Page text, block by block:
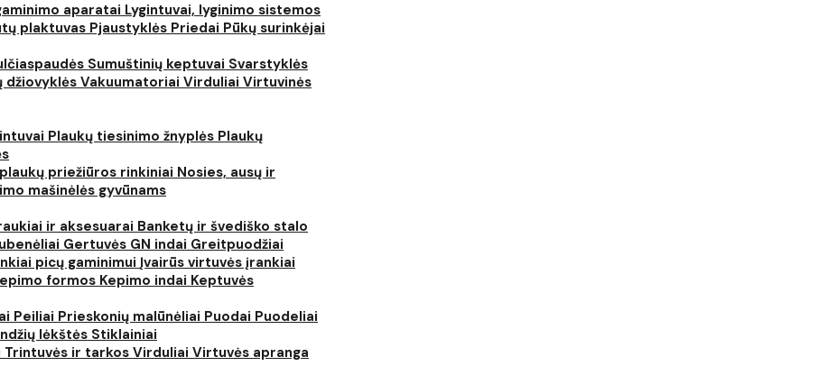
aparatai Lygintuvai, lyginimo sistemos
plaktuvas Pjaustyklės Priedai Pūkų surinkėjai
Sumuštinių keptuvai Svarstyklės
džiovyklės Vakuumatoriai Virduliai Virtuvinės
Plaukų tiesinimo žnyplės Plaukų
priežiūros rinkiniai Nosies, ausų ir
mašinėlės gyvūnams
ir aksesuarai Banketų ir švediško stalo
Gertuvės GN indai Greitpuodžiai
picų gaminimui Įvairūs virtuvės įrankiai
formos Kepimo indai Keptuvės
Peiliai Prieskonių malūnėliai Puodai Puodeliai
lėkštės Stiklainiai
Trintuvės ir tarkos Virduliai Virtuvės apranga